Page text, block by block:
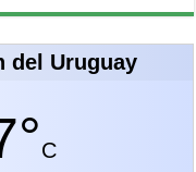
del Uruguay
C